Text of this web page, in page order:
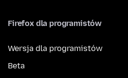
Firefox dla programistów
Wersja dla programistów
Beta